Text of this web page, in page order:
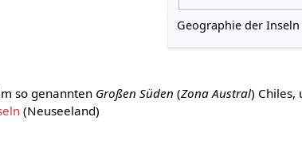
Geographie der
so genannten Großen Süden (Zona Austral) Chiles,
(Neuseeland)